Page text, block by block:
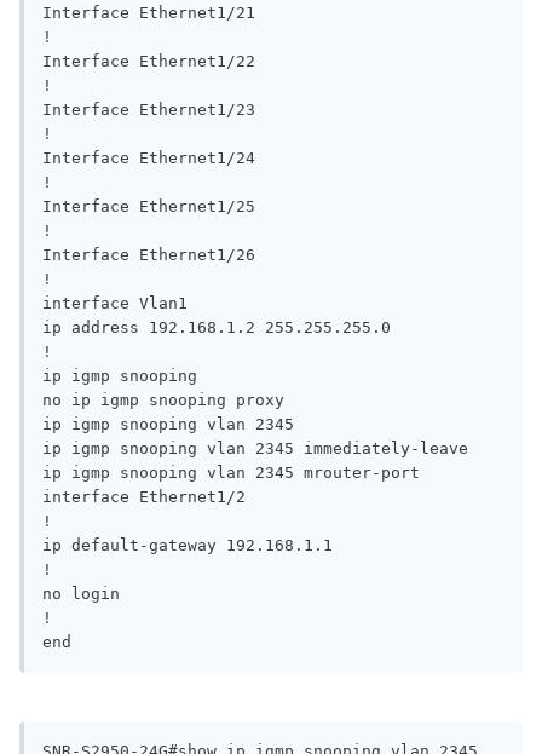
Interface Ethernet1/21
!
Interface Ethernet1/22
!
Interface Ethernet1/23
!
Interface Ethernet1/24
!
Interface Ethernet1/25
!
Interface Ethernet1/26
!
interface Vlan1
ip address 192.168.1.2 255.255.255.0
!
ip igmp snooping
no ip igmp snooping proxy
ip igmp snooping vlan 2345
ip igmp snooping vlan 2345 immediately-leave
ip igmp snooping vlan 2345 mrouter-port
interface Ethernet1/2
!
ip default-gateway 192.168.1.1
!
no login
!